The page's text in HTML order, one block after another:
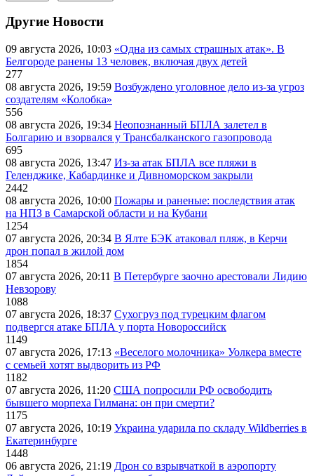
Другие Новости
09 августа 2026, 10:03 «Одна из самых страшных атак». В
Белгороде ранены 13 человек, включая двух детей
277
08 августа 2026, 19:59 Возбуждено уголовное дело из-за угроз
создателям «Колобка»
556
08 августа 2026, 19:34 Неопознанный БПЛА залетел в
Болгарию и взорвался у Трансбалканского газопровода
695
08 августа 2026, 13:47 Из-за атак БПЛА все пляжи в
Геленджике, Кабардинке и Дивноморском закрыли
2442
08 августа 2026, 10:00 Пожары и раненые: последствия атак
на НПЗ в Самарской области и на Кубани
1254
07 августа 2026, 20:34 В Ялте БЭК атаковал пляж, в Керчи
дрон попал в жилой дом
1854
07 августа 2026, 20:11 В Петербурге заочно арестовали Лидию
Невзорову
1088
07 августа 2026, 18:37 Сухогруз под турецким флагом
подвергся атаке БПЛА у порта Новороссийск
1149
07 августа 2026, 17:13 «Веселого молочника» Уолкера вместе
с семьей хотят выдворить из РФ
1182
07 августа 2026, 11:20 США попросили РФ освободить
бывшего морпеха Гилмана: он при смерти?
1175
07 августа 2026, 10:19 Украина ударила по складу Wildberries в
Екатеринбурге
1448
06 августа 2026, 21:19 Дрон со взрывчаткой в аэропорту